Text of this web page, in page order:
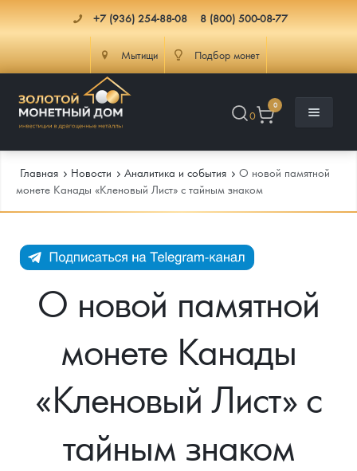
+7 (936) 254-88-08 8 (800) 500-08-77
Мытищи Подбор монет
0
0
Каталог Монет
Инвестиционные монеты
Иностранные
Памятные монеты России и СССР
Монеты Царской России
Монеты стран мира после 1950г
Монеты и жетоны ЗМД
Георгий Победоносец
Золотой червонец Сеятель
Инфо
Как сделать заказ
Гарантии
Доставка
Подбор монет
Информация
Распродажа монет и жетонов
Аналитика и события
Итоги 2025 года. Прогноз курсов золота, серебра, платины на
Котировки
Курс золота и серебра
Главная Новости Аналитика и события
О новой памятной
монете Канады «Кленовый Лист» с тайным знаком
О новой памятной
монете Канады
«Кленовый Лист» с
тайным знаком